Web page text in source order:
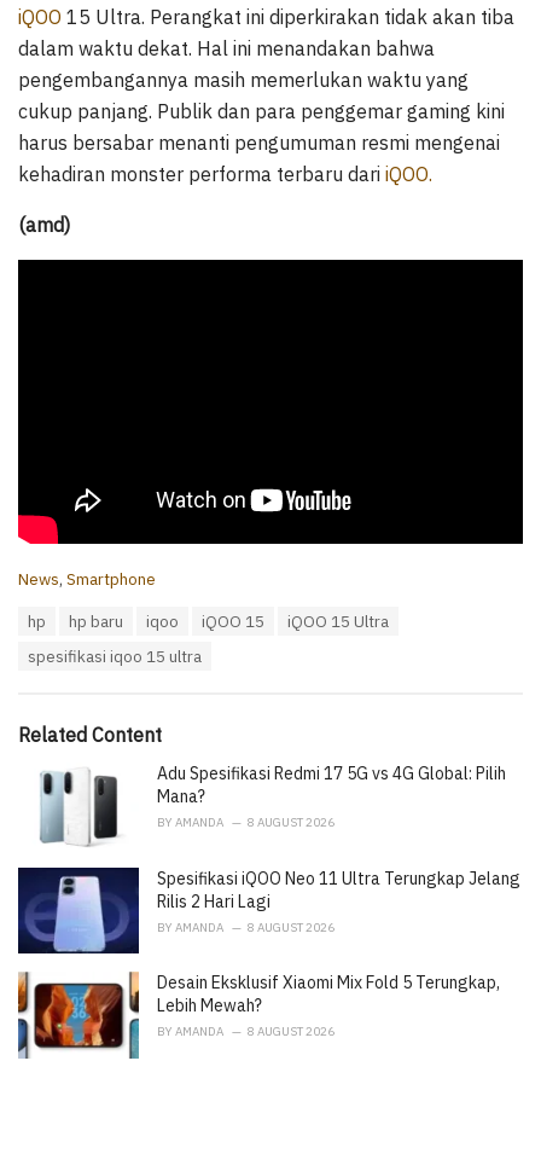
iQOO 15 Ultra. Perangkat ini diperkirakan tidak akan tiba
dalam waktu dekat. Hal ini menandakan bahwa
pengembangannya masih memerlukan waktu yang
cukup panjang. Publik dan para penggemar gaming kini
harus bersabar menanti pengumuman resmi mengenai
kehadiran monster performa terbaru dari iQOO.
(amd)
C
i
News, Smartphone
hp hp baru iqoo iQOO 15
iQOO 15 Ultra
spesifikasi iqoo 15 ultra
Related Content
Adu Spesifikasi Redmi 17 5G vs 4G Global: Pilih
Mana?
BY AMANDA 8 AUGUST 2026
Spesifikasi iQOO Neo 11 Ultra Terungkap Jelang
Rilis 2 Hari Lagi
BY AMANDA 8 AUGUST 2026
Desain Eksklusif Xiaomi Mix Fold 5 Terungkap,
Lebih Mewah?
BY AMANDA 8 AUGUST 2026